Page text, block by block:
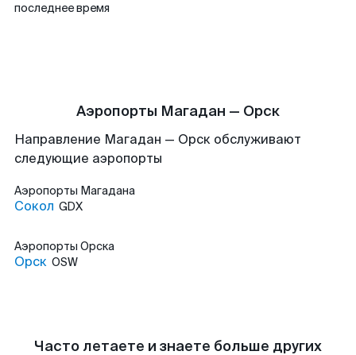
последнее время
Аэропорты Магадан — Орск
Направление Магадан — Орск обслуживают
следующие аэропорты
Аэропорты Магадана
Сокол GDX
Аэропорты Орска
Орск OSW
Часто летаете и знаете больше других